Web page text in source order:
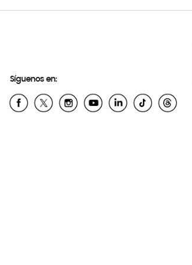
Síguenos en: